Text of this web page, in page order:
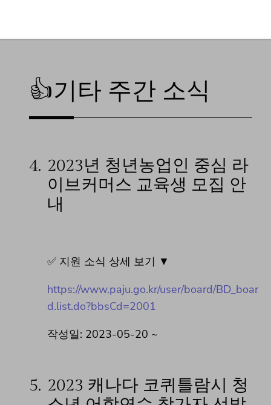
👍기타 주간 소식
4. 2023년 청년농업인 중심 라
이브커머스 교육생 모집 안
내
✅ 지원 소식 상세 보기 ▼
https://www.paju.go.kr/user/board/BD_boar
d.list.do?bbsCd=2001
작성일: 2023-05-20 ~
5. 2023 캐나다 코퀴틀람시 청